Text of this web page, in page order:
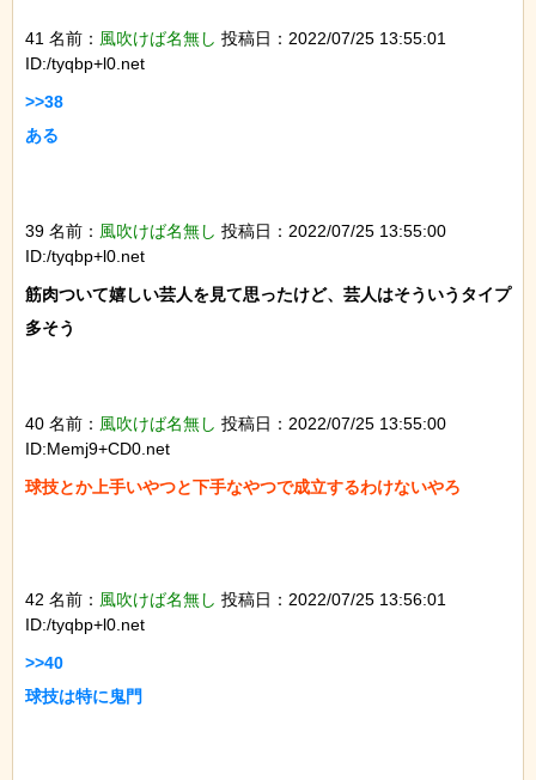
41 名前： 風吹けば名無し 投稿日：2022/07/25 13:55:01
ID:/tyqbp+l0.net
>>38
ある
39 名前： 風吹けば名無し 投稿日：2022/07/25 13:55:00
ID:/tyqbp+l0.net
筋肉ついて嬉しい芸人を見て思ったけど、芸人はそういうタイプ
多そう
40 名前： 風吹けば名無し 投稿日：2022/07/25 13:55:00
ID:Memj9+CD0.net
球技とか上手いやつと下手なやつで成立するわけないやろ
42 名前： 風吹けば名無し 投稿日：2022/07/25 13:56:01
ID:/tyqbp+l0.net
>>40
球技は特に鬼門